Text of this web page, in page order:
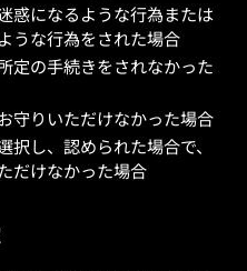
惑になるような行為または
うな行為をされた場合
定の手続きをされなかった
守りいただけなかった場合
し、認められた場合で、
だけなかった場合